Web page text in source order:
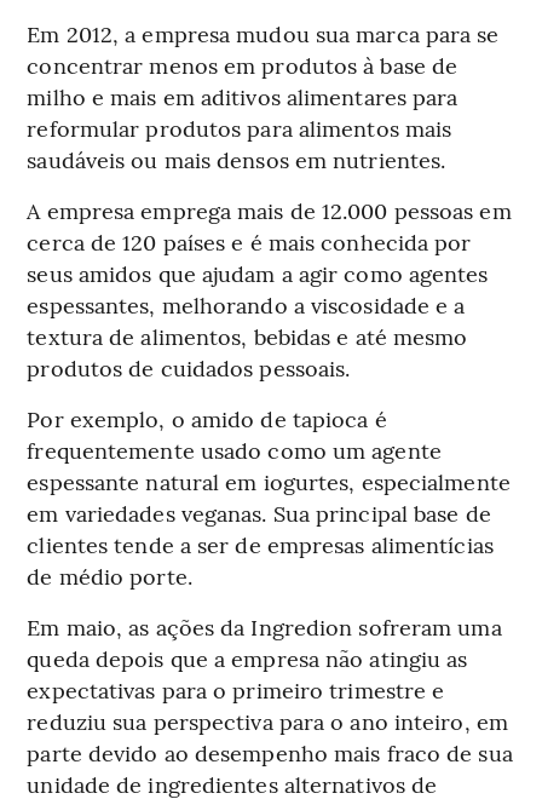
Em 2012, a empresa mudou sua marca para se
concentrar menos em produtos à base de
milho e mais em aditivos alimentares para
reformular produtos para alimentos mais
saudáveis ou mais densos em nutrientes.
A empresa emprega mais de 12.000 pessoas em
cerca de 120 países e é mais conhecida por
seus amidos que ajudam a agir como agentes
espessantes, melhorando a viscosidade e a
textura de alimentos, bebidas e até mesmo
produtos de cuidados pessoais.
Por exemplo, o amido de tapioca é
frequentemente usado como um agente
espessante natural em iogurtes, especialmente
em variedades veganas. Sua principal base de
clientes tende a ser de empresas alimentícias
de médio porte.
Em maio, as ações da Ingredion sofreram uma
queda depois que a empresa não atingiu as
expectativas para o primeiro trimestre e
reduziu sua perspectiva para o ano inteiro, em
parte devido ao desempenho mais fraco de sua
unidade de ingredientes alternativos de